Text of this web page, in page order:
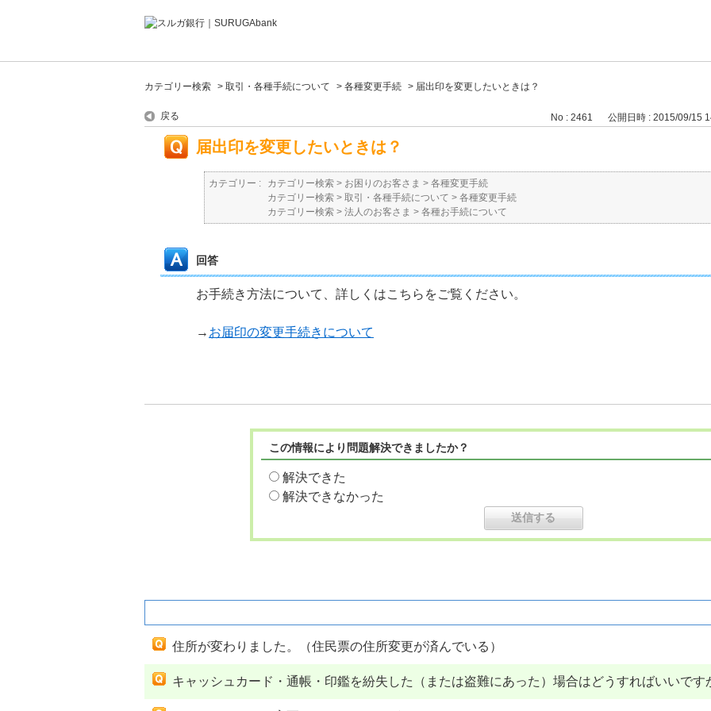
カテゴリー検索 > 取引・各種手続について > 各種変更手続 > 届出印を変更したいときは？
戻る No : 2461 公開日時 : 2015/09/15
届出印を変更したいときは？
カテゴリー : カテゴリー検索 > お困りのお客さま > 各種変更手続
カテゴリー検索 > 取引・各種手続について > 各種変更手続
カテゴリー検索 > 法人のお客さま > 各種お手続について
回答
お手続き方法について、詳しくはこちらをご覧ください。
→ お届印の変更手続きについて
この情報により問題解決できましたか？
解決できた
解決できなかった
住所が変わりました。（住民票の住所変更が済んでいる）
キャッシュカード・通帳・印鑑を紛失した（または盗難にあった）場合はどうすればいいです